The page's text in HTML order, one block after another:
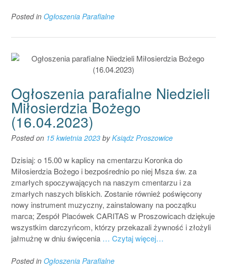
Posted in Ogłoszenia Parafialne
Ogłoszenia parafialne Niedzieli
Miłosierdzia Bożego
(16.04.2023)
Posted on 15 kwietnia 2023 byKsiądz Proszowice
Dzisiaj: o 15.00 w kaplicy na cmentarzu Koronka do
Miłosierdzia Bożego i bezpośrednio po niej Msza św. za
zmarłych spoczywających na naszym cmentarzu i za
zmarłych naszych bliskich. Zostanie również poświęcony
nowy instrument muzyczny, zainstalowany na początku
marca; Zespół Placówek CARITAS w Proszowicach dziękuje
wszystkim darczyńcom, którzy przekazali żywność i złożyli
jałmużnę w dniu święcenia … Czytaj więcej…
Posted in Ogłoszenia Parafialne